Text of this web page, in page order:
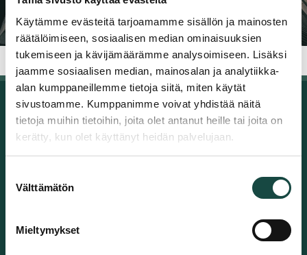
Käytämme evästeitä tarjoamamme sisällön ja mainosten
räätälöimiseen, sosiaalisen median ominaisuuksien
tukemiseen ja kävijämäärämme analysoimiseen. Lisäksi
jaamme sosiaalisen median, mainosalan ja analytiikka-
alan kumppaneillemme tietoja siitä, miten käytät
sivustoamme. Kumppanimme voivat yhdistää näitä
tietoja muihin tietoihin, joita olet antanut heille tai joita on
kerätty, kun olet käyttänyt heidän palvelujaan.
valinta
Välttämätön
Mieltymykset
LinkedIn Facebook
Tammet Oy
Metallikutomonkatu 1
10600 Tammisaari
Vaihde: +358 20 145 0201 (08.00-16.00)
LinkedIn Facebook